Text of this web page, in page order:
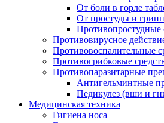
От боли в горле
От простуды и
Противопростудные
Противовирусное
Противовоспалительные
Противогрибковые
Противопаразитарные
Антигельминтные
Педикулез (вши и
Медицинская техника
Гигиена носа